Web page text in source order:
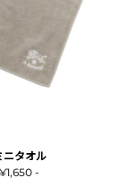
ニタオル
¥1,650 -